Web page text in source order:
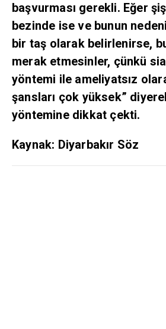
başvurması gerekli. Eğer
bezinde ise ve bunun
bir taş olarak belirlenirse,
merak etmesinler, çünkü
yöntemi ile ameliyatsız
şansları çok yüksek”
yöntemine dikkat çekti.
Kaynak: Diyarbakır Söz